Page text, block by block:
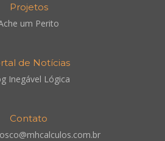
Projetos
um Perito
de Notícias
Inegável Lógica
Contato